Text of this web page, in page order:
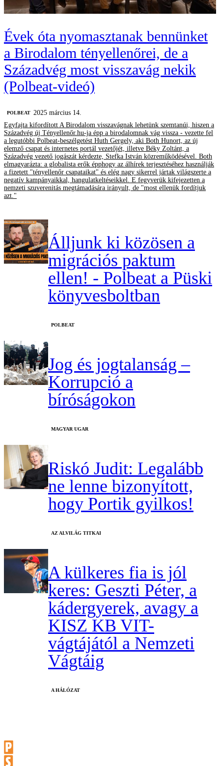
Évek óta nyomasztanak bennünket
a Birodalom tényellenőrei, de a
Századvég most visszavág nekik
(Polbeat-videó)
‎POLBEAT
2025 március 14.
Egyfajta kifordított A Birodalom visszavágnak lehetünk szemtanúi, hiszen a
Századvég új Tényellenőr.hu-ja épp a birodalomnak vág vissza - vezette fel
a legutóbbi Polbeat-beszélgetést Huth Gergely, aki Both Hunort, az új
elemző csapat és internetes portál vezetőjét, illetve Béky Zoltánt, a
Századvég vezető jogászát kérdezte, Stefka István közreműködésével. Both
elmagyarázta: a globalista erők épphogy az álhírek terjesztéséhez használják
a fizetett "tényellenőr csapataikat" és elég nagy sikerrel jártak világszerte a
negatív kampányaikkal, hangulatkeltéseikkel. E fegyverük kifejezetten a
nemzeti szuverenitás megtámadására irányult, de "most ellenük fordítjuk
azt."
Álljunk ki közösen a
migrációs paktum
ellen! - Polbeat a Püski
könyvesboltban
‎POLBEAT
Jog és jogtalanság –
Korrupció a
bíróságokon
MAGYAR UGAR
Riskó Judit: Legalább
ne lenne bizonyított,
hogy Portik gyilkos!
AZ ALVILÁG TITKAI
A külkeres fia is jól
keres: Geszti Péter, a
kádergyerek, avagy a
KISZ KB VIT-
vágtájától a Nemzeti
Vágtáig
A HÁLÓZAT